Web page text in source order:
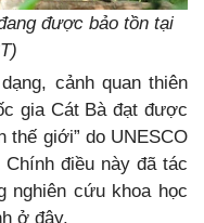
được bảo tồn tại
cảnh quan thiên
gia Cát Bà đạt được
thế giới” do UNESCO
Chính điều này đã tác
nghiên cứu khoa học
ở đây.